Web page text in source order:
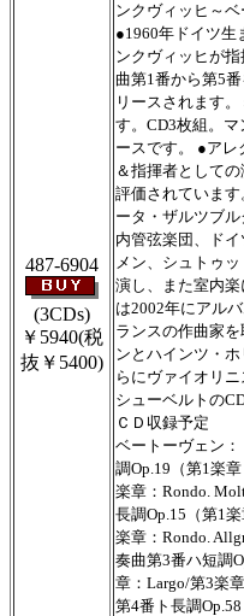
487-6904
(3CDs)
￥5940(税
抜￥5400)
ンクヴィッヒ～ベ
●1960年ドイツ生
ンクヴィッヒが
曲第1番から第5
リースされます
す。CD3枚組。
ースです。 ●アレ
＆指揮者として
評価されていま
ータ・ザルツブ
内管弦楽団、ド
メン、シュトゥ
演し、また室内
は2002年にアル
ランスの作曲家
ンとハインツ・
らにヴァイオリ
シューベルトの
ＣＤ収録予定
ベートーヴェン
調Op.19（第1楽
楽章：Rondo.
長調Op.15（第1
楽章：Rondo.
奏曲第3番ハ短調
章：Largo/第3楽
第4番ト長調